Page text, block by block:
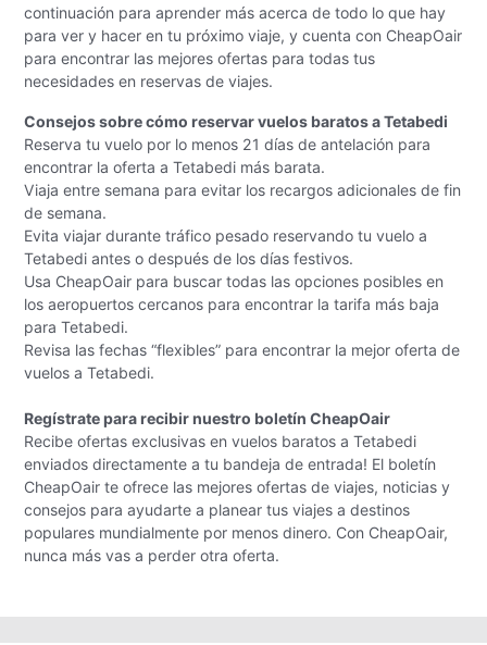
continuación para aprender más acerca de todo lo que hay
para ver y hacer en tu próximo viaje, y cuenta con CheapOair
para encontrar las mejores ofertas para todas tus
necesidades en reservas de viajes.
Consejos sobre cómo reservar vuelos baratos a Tetabedi
Reserva tu vuelo por lo menos 21 días de antelación para
encontrar la oferta a Tetabedi más barata.
Viaja entre semana para evitar los recargos adicionales de fin
de semana.
Evita viajar durante tráfico pesado reservando tu vuelo a
Tetabedi antes o después de los días festivos.
Usa CheapOair para buscar todas las opciones posibles en
los aeropuertos cercanos para encontrar la tarifa más baja
para Tetabedi.
Revisa las fechas “flexibles” para encontrar la mejor oferta de
vuelos a Tetabedi.
Regístrate para recibir nuestro boletín CheapOair
Recibe ofertas exclusivas en vuelos baratos a Tetabedi
enviados directamente a tu bandeja de entrada! El boletín
CheapOair te ofrece las mejores ofertas de viajes, noticias y
consejos para ayudarte a planear tus viajes a destinos
populares mundialmente por menos dinero. Con CheapOair,
nunca más vas a perder otra oferta.